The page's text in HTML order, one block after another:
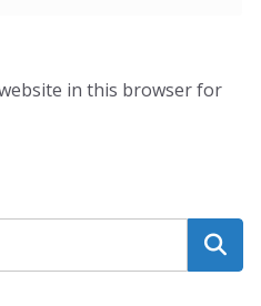
in this browser for